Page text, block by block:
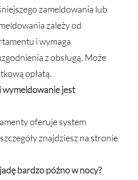
zameldowania lub
zależy od
i wymaga
z obsługą. Może
opłatą.
wymeldowanie jest
oferuje system
znajdziesz na stronie
bardzo późno w nocy?